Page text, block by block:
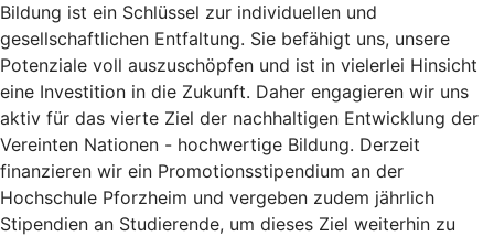
Bildung ist ein Schlüssel zur individuellen und
gesellschaftlichen Entfaltung. Sie befähigt uns, unsere
Potenziale voll auszuschöpfen und ist in vielerlei Hinsicht
eine Investition in die Zukunft. Daher engagieren wir uns
aktiv für das vierte Ziel der nachhaltigen Entwicklung der
Vereinten Nationen - hochwertige Bildung. Derzeit
finanzieren wir ein Promotionsstipendium an der
Hochschule Pforzheim und vergeben zudem jährlich
Stipendien an Studierende, um dieses Ziel weiterhin zu